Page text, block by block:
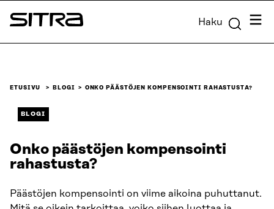
Siirry
suoraan
Sitra Haku
ETUSIVU BLOGI ONKO PÄÄSTÖJEN KOMPEN­SOINTI RAHASTUSTA?
BLOGI
Onko päästöjen kompen­sointi
rahastusta?
Päästöjen kompensointi on viime aikoina puhuttanut.